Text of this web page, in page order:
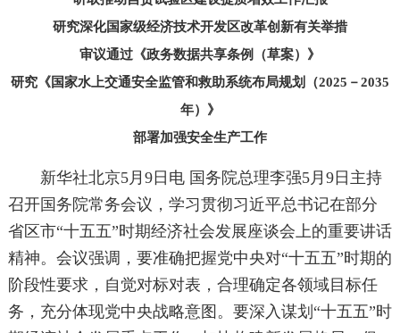
研究深化国家级经济技术开发区改革创新有关举措
审议通过《政务数据共享条例（草案）》
研究《国家水上交通安全监管和救助系统布局规划（2025－2035
年）》
部署加强安全生产工作
新华社北京5月9日电 国务院总理李强5月9日主持
召开国务院常务会议，学习贯彻习近平总书记在部分
省区市“十五五”时期经济社会发展座谈会上的重要讲话
精神。会议强调，要准确把握党中央对“十五五”时期的
阶段性要求，自觉对标对表，合理确定各领域目标任
务，充分体现党中央战略意图。要深入谋划“十五五”时